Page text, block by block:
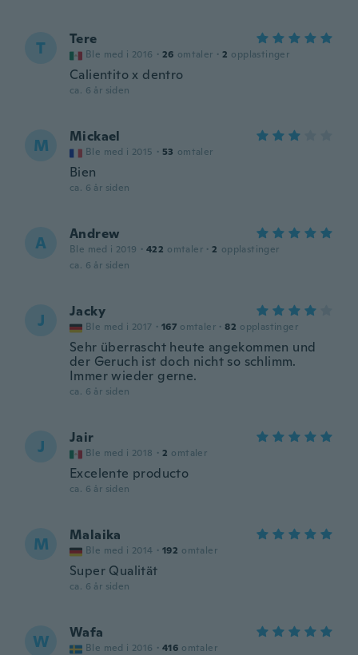
T Tere
Ble med i 2016 · 26 omtaler · 2 opplastinger
Calientito x dentro
ca. 6 år siden
M Mickael
Ble med i 2015 · 53 omtaler
Bien
ca. 6 år siden
A Andrew
Ble med i 2019 · 422 omtaler · 2 opplastinger
ca. 6 år siden
J Jacky
Ble med i 2017 · 167 omtaler · 82 opplastinger
Sehr überrascht heute angekommen und
der Geruch ist doch nicht so schlimm.
Immer wieder gerne.
ca. 6 år siden
J Jair
Ble med i 2018 · 2 omtaler
Excelente producto
ca. 6 år siden
M Malaika
Ble med i 2014 · 192 omtaler
Super Qualität
ca. 6 år siden
W Wafa
Ble med i 2016 · 416 omtaler